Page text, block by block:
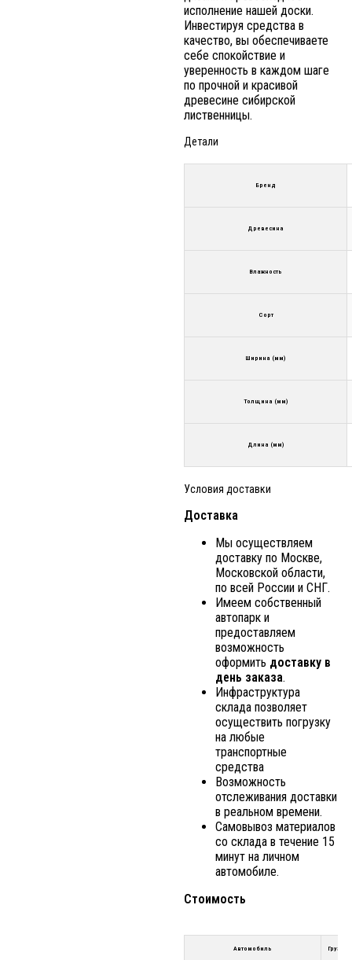
исполнение нашей доски.
Инвестируя средства в
качество, вы обеспечиваете
себе спокойствие и
уверенность в каждом шаге
по прочной и красивой
древесине сибирской
лиственницы.
Детали
Бренд
Древесина
Влажность
Сорт
Ширина (мм)
Толщина (мм)
Длина (мм)
Условия доставки
Доставка
Мы осуществляем
доставку по Москве,
Московской области,
по всей России и СНГ.
Имеем собственный
автопарк и
предоставляем
возможность
оформить доставку в
день заказа.
Инфраструктура
склада позволяет
осуществить погрузку
на любые
транспортные
средства
Возможность
отслеживания доставки
в реальном времени.
Самовывоз материалов
со склада в течение 15
минут на личном
автомобиле.
Стоимость
Автомобиль